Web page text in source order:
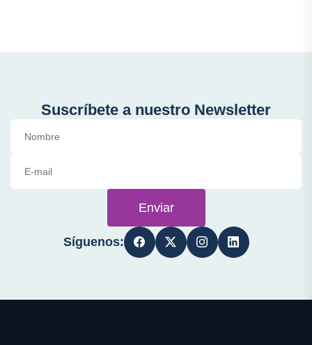
Suscríbete a nuestro Newsletter
Enviar
Síguenos: